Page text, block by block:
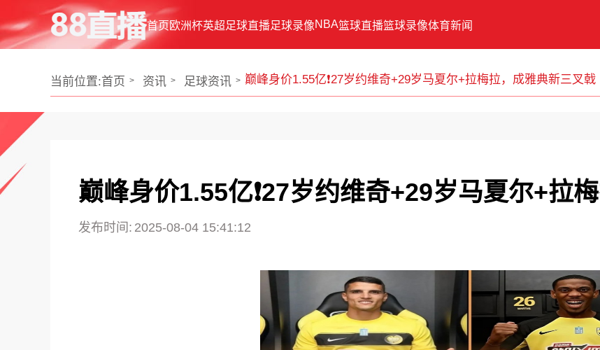
首页欧洲杯英超足球直播足球录像NBA篮球直播篮球录像体育新闻
当前位置:首页 资讯 足球资讯 巅峰身价1.55亿❗27岁约维奇+29岁马夏尔+拉梅拉，成雅典新三叉戟
巅峰身价1.55亿❗27岁约维奇+29岁马夏尔+拉
发布时间: 2025-08-04 15:41:12